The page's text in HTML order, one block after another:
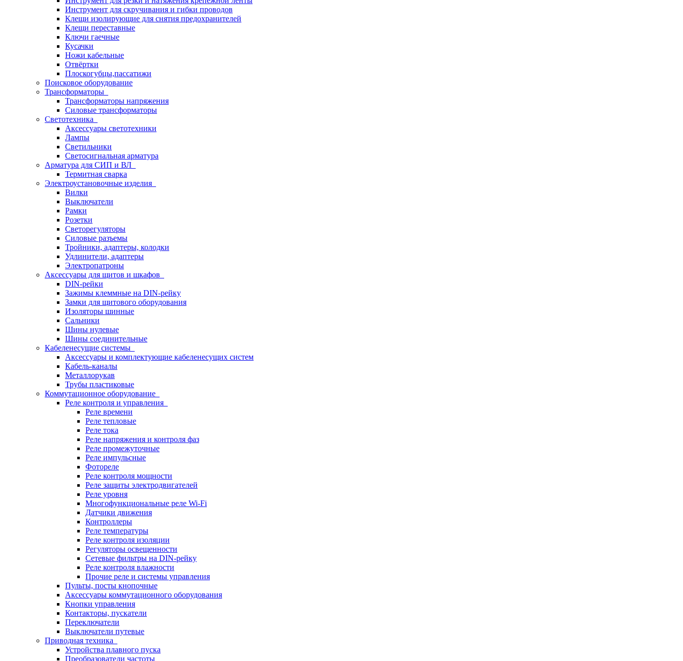
Инструмент для скручивания и гибки проводов
Клещи изолирующие для снятия предохранителей
Клещи переставные
Ключи гаечные
Кусачки
Ножи кабельные
Отвёртки
Плоскогубцы,пассатижи
Поисковое оборудование
Трансформаторы
Трансформаторы напряжения
Силовые трансформаторы
Светотехника
Аксессуары светотехники
Лампы
Светильники
Светосигнальная арматура
Арматура для СИП и ВЛ
Термитная сварка
Электроустановочные изделия
Вилки
Выключатели
Рамки
Розетки
Светорегуляторы
Силовые разъемы
Тройники, адаптеры, колодки
Удлинители, адаптеры
Электропатроны
Аксессуары для щитов и шкафов
DIN-рейки
Зажимы клеммные на DIN-рейку
Замки для щитового оборудования
Изоляторы шинные
Сальники
Шины нулевые
Шины соединительные
Кабеленесущие системы
Аксессуары и комплектующие кабеленесущих систем
Кабель-каналы
Металлорукав
Трубы пластиковые
Коммутационное оборудование
Реле контроля и управления
Реле времени
Реле тепловые
Реле тока
Реле напряжения и контроля фаз
Реле промежуточные
Реле импульсные
Фотореле
Реле контроля мощности
Реле защиты электродвигателей
Реле уровня
Многофункциональные реле Wi-Fi
Датчики движения
Контроллеры
Реле температуры
Реле контроля изоляции
Регуляторы освещенности
Сетевые фильтры на DIN-рейку
Реле контроля влажности
Прочие реле и системы управления
Пульты, посты кнопочные
Аксессуары коммутационного оборудования
Кнопки управления
Контакторы, пускатели
Переключатели
Выключатели путевые
Приводная техника
Устройства плавного пуска
Преобразователи частоты